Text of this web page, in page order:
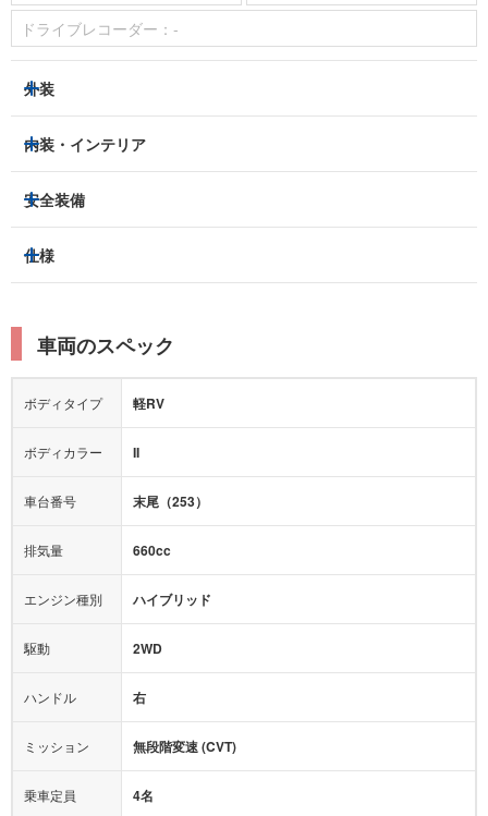
ドライブレコーダー： -
外装
ヘッドライト
アルミホイール：-
サンルーフ/ガラスルーフ
ルーフレール
エアロパーツ
ローダウン
内装・インテリア
3列シート
ベンチシート
パワーシート
シートヒーター
カーナビ：-
ミュージックプレイヤー接続可
後席モニター
安全装備
トラクションコントロール
レーンキープアシスト
横滑り防止装置
衝突被害軽減プレーキ
カメラ：バック
エアバッグ：
ダブルエアバッグ
衝撃緩和ヘッドレスト
サポカー
アクセル踏み間違い（誤発進）防止装置
アダプティブクルーズコントロール
ヒルディセントコントロール
オートマチックハイビーム
仕様
車両のスペック
ボディタイプ 軽RV
ボディカラー II
車台番号 末尾（253）
排気量 660cc
エンジン種別 ハイブリッド
駆動 2WD
ハンドル 右
ミッション 無段階変速 (CVT)
乗車定員 4名